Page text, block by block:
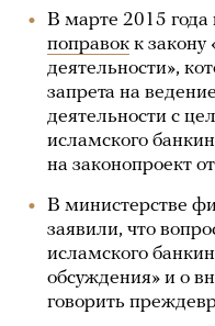
В марте 2015 года
поправок к закону
деятельности»,
запрета на
деятельности с
исламского
на законопроект
В министерстве
заявили, что
исламского
обсуждения» и о
говорить